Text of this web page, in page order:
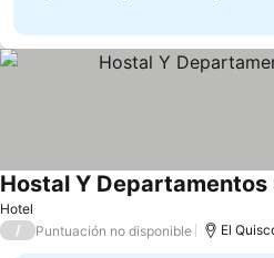
Hotel
Hostal Y Departamentos
/ Puntuación no disponible El